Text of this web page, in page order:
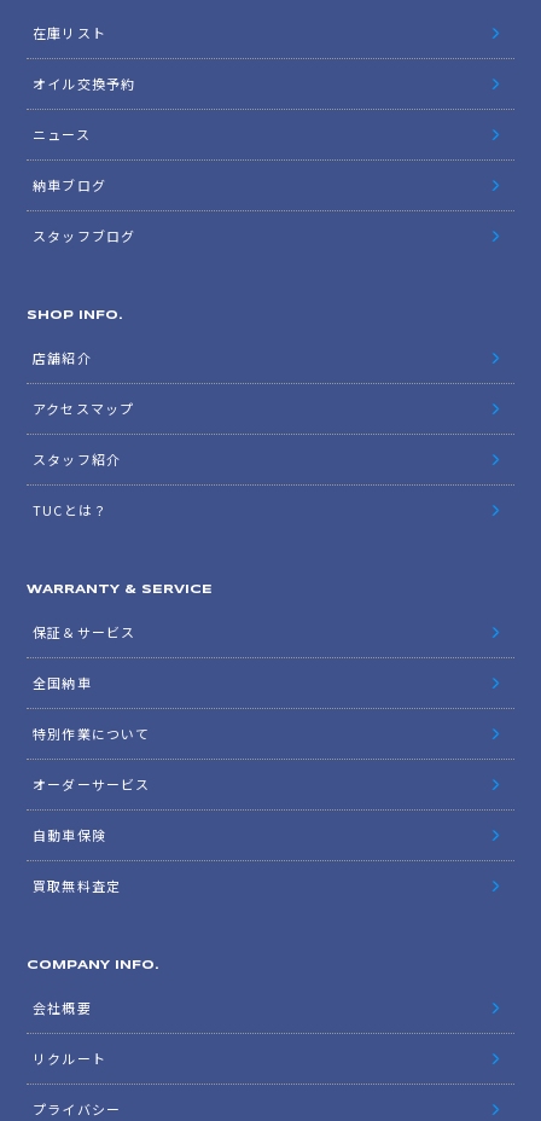
在庫リスト
オイル交換予約
ニュース
納車ブログ
スタッフブログ
SHOP INFO.
店舗紹介
アクセスマップ
スタッフ紹介
TUCとは？
WARRANTY & SERVICE
保証＆サービス
全国納車
特別作業について
オーダーサービス
自動車保険
買取無料査定
COMPANY INFO.
会社概要
リクルート
プライバシー